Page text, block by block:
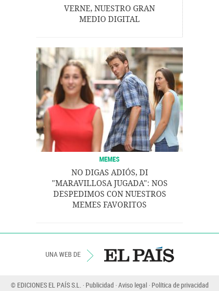
VERNE, NUESTRO GRAN
MEDIO DIGITAL
MEMES
NO DIGAS ADIÓS, DI
"MARAVILLOSA JUGADA": NOS
DESPEDIMOS CON NUESTROS
MEMES FAVORITOS
UNA WEB DE
© EDICIONES EL PAÍS S.L. Publicidad Aviso legal Política de privacidad